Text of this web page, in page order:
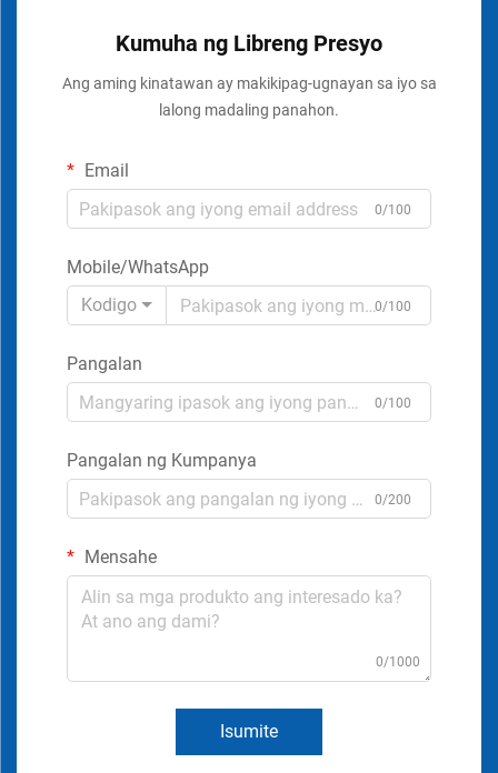
Kumuha ng Libreng Presyo
Ang aming kinatawan ay makikipag-ugnayan sa iyo sa
lalong madaling panahon.
Email
0/100
Mobile/WhatsApp
Kodigo
0/100
Pangalan
0/100
Pangalan ng Kumpanya
0/200
Mensahe
0/1000
Isumite